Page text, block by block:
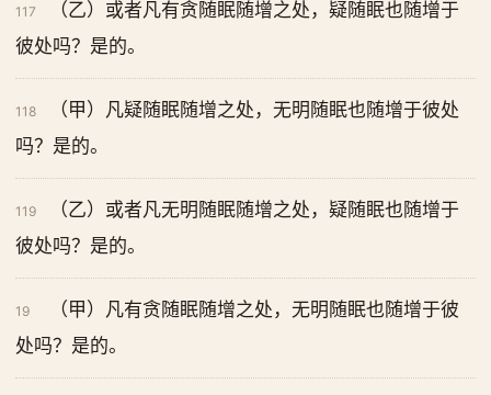
117
（乙）或者凡有贪随眠随增之处，疑随眠也随增于
彼处吗？是的。
118
（甲）凡疑随眠随增之处，无明随眠也随增于彼处
吗？是的。
119
（乙）或者凡无明随眠随增之处，疑随眠也随增于
彼处吗？是的。
19
（甲）凡有贪随眠随增之处，无明随眠也随增于彼
处吗？是的。